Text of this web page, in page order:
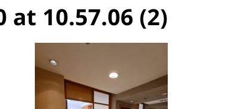
at 10.57.06 (2)